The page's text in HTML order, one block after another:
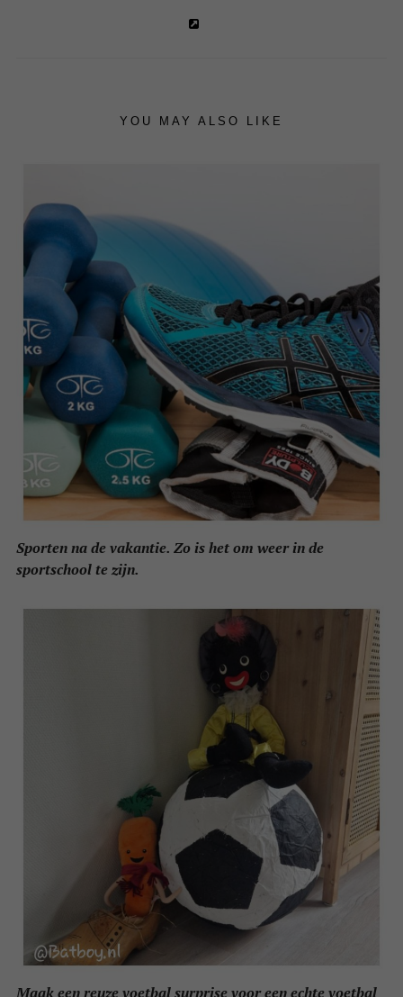
YOU MAY ALSO LIKE
Sporten na de vakantie. Zo is het om weer in de
sportschool te zijn.
Maak een reuze voetbal surprise voor een echte voetbal